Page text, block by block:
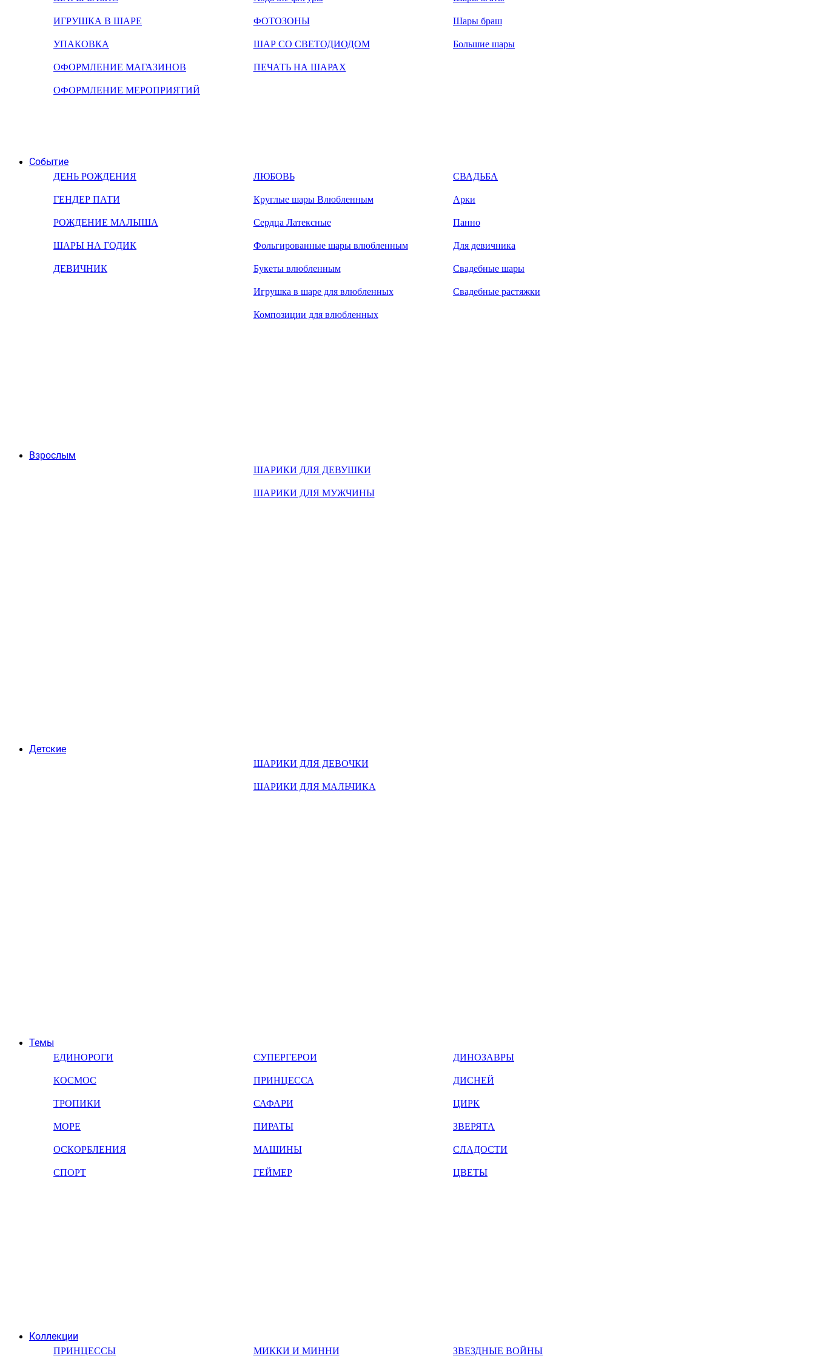
ИГРУШКА В ШАРЕ
УПАКОВКА
ОФОРМЛЕНИЕ МАГАЗИНОВ
ОФОРМЛЕНИЕ МЕРОПРИЯТИЙ
ФОТОЗОНЫ
ШАР СО СВЕТОДИОДОМ
ПЕЧАТЬ НА ШАРАХ
Шары браш
Большие шары
Событие
ДЕНЬ РОЖДЕНИЯ
ГЕНДЕР ПАТИ
РОЖДЕНИЕ МАЛЫША
ШАРЫ НА ГОДИК
ДЕВИЧНИК
ЛЮБОВЬ
Круглые шары Влюбленным
Сердца Латексные
Фольгированные шары влюбленным
Букеты влюбленным
Игрушка в шаре для влюбленных
Композиции для влюбленных
СВАДЬБА
Арки
Панно
Для девичника
Свадебные шары
Свадебные растяжки
Взрослым
ШАРИКИ ДЛЯ ДЕВУШКИ
ШАРИКИ ДЛЯ МУЖЧИНЫ
Детские
ШАРИКИ ДЛЯ ДЕВОЧКИ
ШАРИКИ ДЛЯ МАЛЬЧИКА
Темы
ЕДИНОРОГИ
КОСМОС
ТРОПИКИ
МОРЕ
ОСКОРБЛЕНИЯ
СПОРТ
СУПЕРГЕРОИ
ПРИНЦЕССА
САФАРИ
ПИРАТЫ
МАШИНЫ
ГЕЙМЕР
ДИНОЗАВРЫ
ДИСНЕЙ
ЦИРК
ЗВЕРЯТА
СЛАДОСТИ
ЦВЕТЫ
Коллекции
ПРИНЦЕССЫ МИККИ И МИННИ ЗВЕЗДНЫЕ ВОЙНЫ